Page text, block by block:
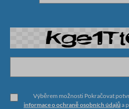
Výběrem možnosti Pokračovat
informace o ochraně osobních údajůa